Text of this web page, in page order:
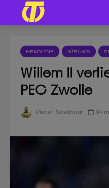
HEADLINE NIEUWS
Willem II
PEC Zwolle
Pieter Soethout 14